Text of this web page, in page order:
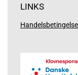
LINKS